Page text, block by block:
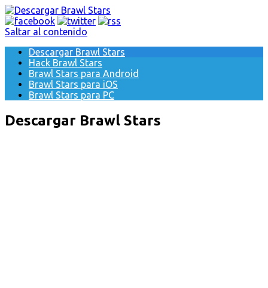
Saltar al contenido
Descargar Brawl Stars
Hack Brawl Stars
Brawl Stars para Android
Brawl Stars para iOS
Brawl Stars para PC
Descargar Brawl Stars